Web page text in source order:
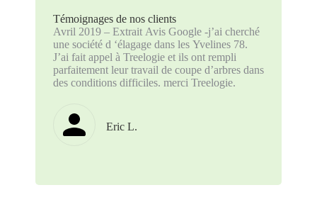
Témoignages de nos clients
Avril 2019 – Extrait Avis Google -j’ai cherché
une société d ‘élagage dans les Yvelines 78.
J’ai fait appel à Treelogie et ils ont rempli
parfaitement leur travail de coupe d’arbres dans
des conditions difficiles. merci Treelogie.
Eric L.